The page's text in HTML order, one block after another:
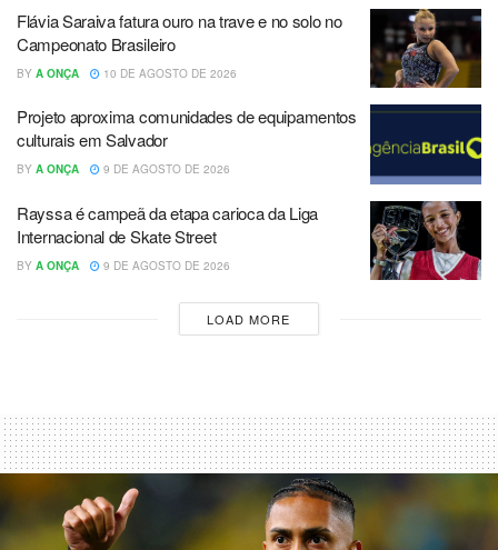
Flávia Saraiva fatura ouro na trave e no solo no
Campeonato Brasileiro
BY A ONÇA 10 DE AGOSTO DE 2026
Projeto aproxima comunidades de equipamentos
culturais em Salvador
BY A ONÇA 9 DE AGOSTO DE 2026
Rayssa é campeã da etapa carioca da Liga
Internacional de Skate Street
BY A ONÇA 9 DE AGOSTO DE 2026
LOAD MORE